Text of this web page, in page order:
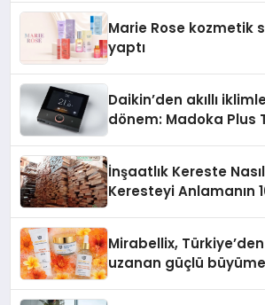
Marie Rose kozmetik
yaptı
Daikin’den akıllı
dönem: Madoka Plus
İnşaatlık Kereste
Keresteyi Anlamanın
Mirabellix,
uzanan güçlü